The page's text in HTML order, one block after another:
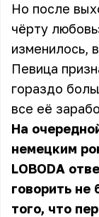
Но после
чёрту
изменилось,
Певица
гораздо
все её
На
немецким
LOBODA
говорить не
того, что